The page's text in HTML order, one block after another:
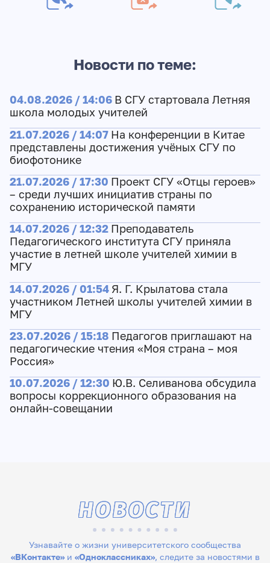
Новости по теме:
04.08.2026 / 14:06 В СГУ стартовала Летняя
школа молодых учителей
21.07.2026 / 14:07 На конференции в Китае
представлены достижения учёных СГУ по
биофотонике
21.07.2026 / 17:30 Проект СГУ «Отцы героев»
– среди лучших инициатив страны по
сохранению исторической памяти
14.07.2026 / 12:32 Преподаватель
Педагогического института СГУ приняла
участие в летней школе учителей химии в
МГУ
14.07.2026 / 01:54 Я. Г. Крылатова стала
участником Летней школы учителей химии в
МГУ
23.07.2026 / 15:18 Педагогов приглашают на
педагогические чтения «Моя страна – моя
Россия»
10.07.2026 / 12:30 Ю.В. Селиванова обсудила
вопросы коррекционного образования на
онлайн-совещании
Узнавайте о жизни университетского сообщества
«ВКонтакте»и «Одноклассниках», следите за новостями в
НОВОСТИ